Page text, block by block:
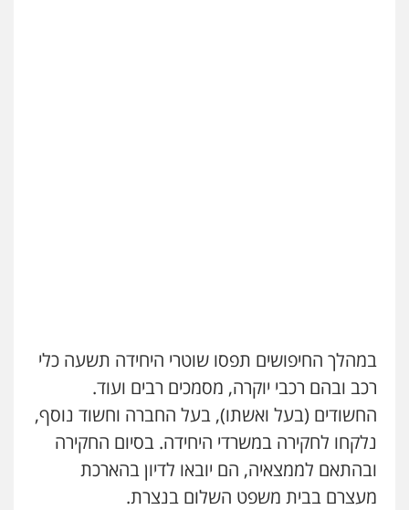
במהלך החיפושים תפסו שוטרי היחידה תשעה כלי
רכב ובהם רכבי יוקרה, מסמכים רבים ועוד.
החשודים (בעל ואשתו), בעל החברה וחשוד נוסף,
נלקחו לחקירה במשרדי היחידה. בסיום החקירה
ובהתאם לממצאיה, הם יובאו לדיון בהארכת
מעצרם בבית משפט השלום בנצרת.
אבי אמר משרד עורכי דין
פלילי משפחה אזרחי מסחרי
0502130230
אברהם שהבזי – משרד עורכי דין
מיסים כלכלי פלילי פשיעה כלכלית הלבנת
הון